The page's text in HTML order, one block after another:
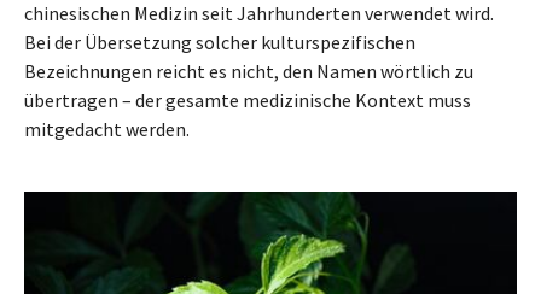
chinesischen Medizin seit Jahrhunderten verwendet wird.
Bei der Übersetzung solcher kulturspezifischen
Bezeichnungen reicht es nicht, den Namen wörtlich zu
übertragen – der gesamte medizinische Kontext muss
mitgedacht werden.